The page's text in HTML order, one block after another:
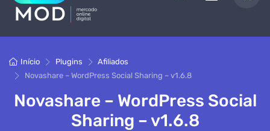
Início Plugins
Afiliados
Novashare – WordPress Social Sharing – v1.6.8
Novashare – WordPress Social
Sharing – v1.6.8